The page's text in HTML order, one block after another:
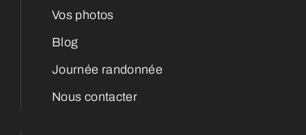
Vos photos
Blog
Journée randonnée
Nous contacter